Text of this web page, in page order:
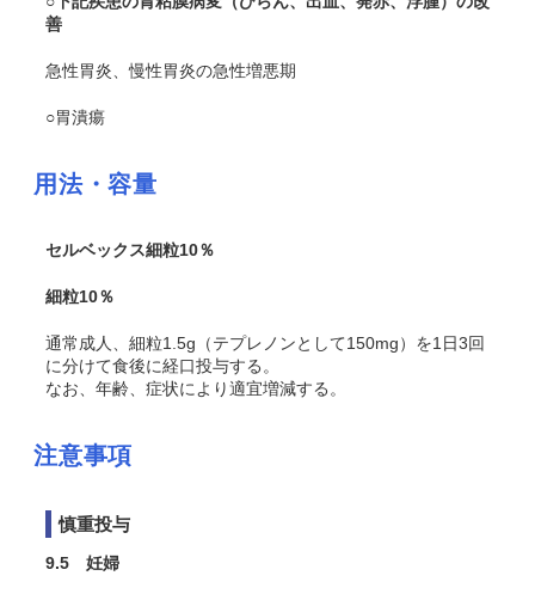
善
急性胃炎、慢性胃炎の急性増悪期
○胃潰瘍
用法・容量
セルベックス細粒10％
細粒10％
通常成人、細粒1.5g（テプレノンとして150mg）を1日3回
に分けて食後に経口投与する。
なお、年齢、症状により適宜増減する。
注意事項
慎重投与
9.5 妊婦